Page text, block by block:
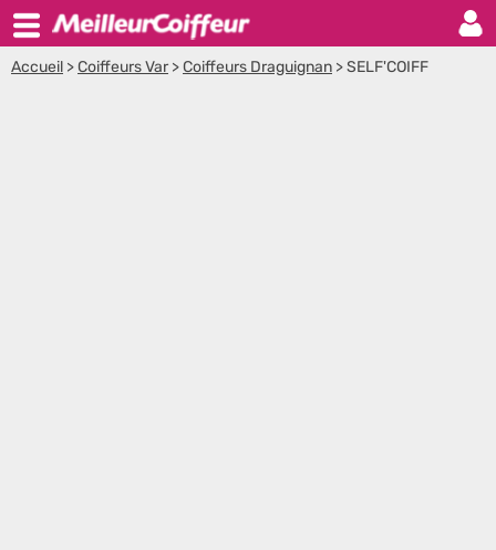
Accueil >Coiffeurs Var >Coiffeurs Draguignan >SELF'COIFF